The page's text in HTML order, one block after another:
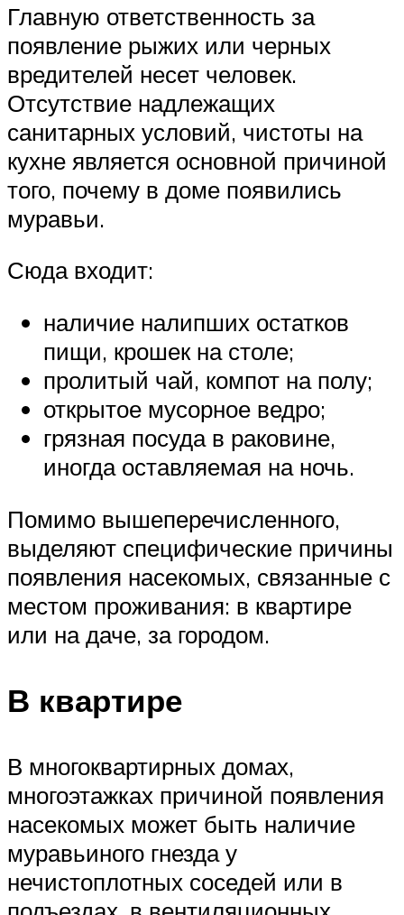
Главную ответственность за
появление рыжих или черных
вредителей несет человек.
Отсутствие надлежащих
санитарных условий, чистоты на
кухне является основной причиной
того, почему в доме появились
муравьи.
Сюда входит:
наличие налипших остатков
пищи, крошек на столе;
пролитый чай, компот на полу;
открытое мусорное ведро;
грязная посуда в раковине,
иногда оставляемая на ночь.
Помимо вышеперечисленного,
выделяют специфические причины
появления насекомых, связанные с
местом проживания: в квартире
или на даче, за городом.
В квартире
В многоквартирных домах,
многоэтажках причиной появления
насекомых может быть наличие
муравьиного гнезда у
нечистоплотных соседей или в